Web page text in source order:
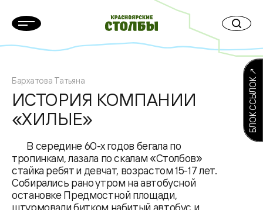
Бархатова Татьяна
ИСТОРИЯ КОМПАНИИ
«ХИЛЫЕ»
В середине 60-х годов бегала по
тропинкам, лазала по скалам «Столбов»
стайка ребят и девчат, возрастом 15-17 лет.
Собирались рано утром на автобусной
остановке Предмостной площади,
штурмовали битком набитый автобус и
БЛОК ССЫЛОК ↗